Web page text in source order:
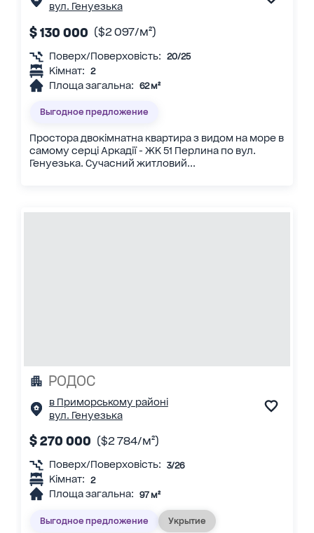
вул. Генуезька
$ 130 000 ($2 097/м²)
Поверх/Поверховість: 20/25
Кімнат: 2
Площа загальна: 62 м²
Выгодное предложение
Простора двокімнатна квартира з видом на море в
самому серці Аркадії - ЖК 51 Перлина по вул.
Генуезька. Сучасний житловий...
РОДОС
в Приморському районі
вул. Генуезька
$ 270 000 ($2 784/м²)
Поверх/Поверховість: 3/26
Кімнат: 2
Площа загальна: 97 м²
Выгодное предложение Укрытие